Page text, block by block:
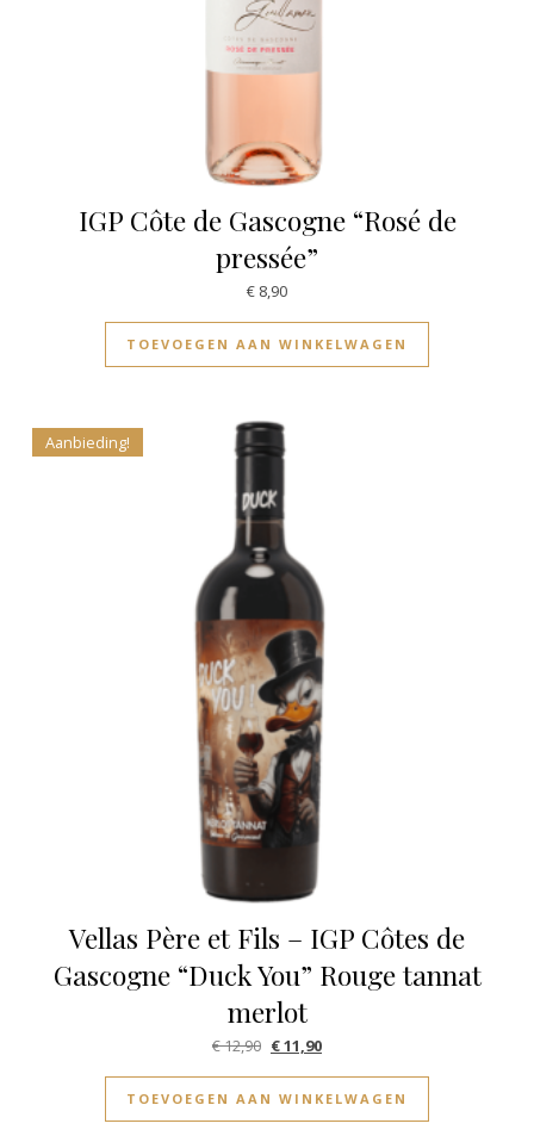
IGP Côte de Gascogne “Rosé de
pressée”
€ 8,90
TOEVOEGEN AAN WINKELWAGEN
Aanbieding!
Vellas Père et Fils – IGP Côtes de
Gascogne “Duck You” Rouge tannat
merlot
€12,90 Oorspronkelijke prijs was: € 12,90.
€11,90Huidige prijs is: € 11,90.
TOEVOEGEN AAN WINKELWAGEN